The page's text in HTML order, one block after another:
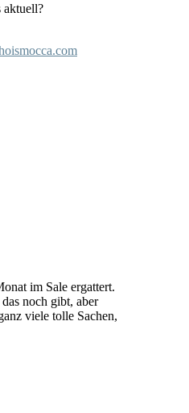
aktuell?
im Sale ergattert.
noch gibt, aber
viele tolle Sachen,